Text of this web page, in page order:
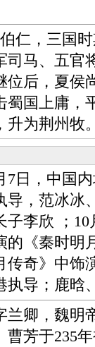
，三国时
马、五官
后，夏侯
蜀国上庸，
升为荆州
，中国内
，范冰冰
子李欣 ；
的《秦时明
奇》中饰
执导；鹿
卿，魏明
芳于235